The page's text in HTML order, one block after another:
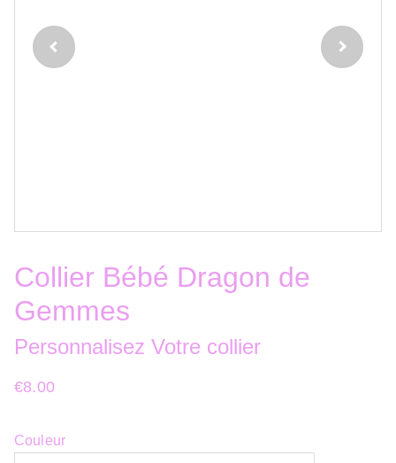
Collier Bébé Dragon de
Gemmes
Personnalisez Votre collier
€8.00
Couleur